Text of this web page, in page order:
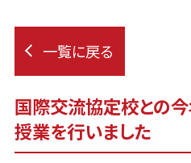
一覧に戻る
国際交流協定校との
授業を行いました